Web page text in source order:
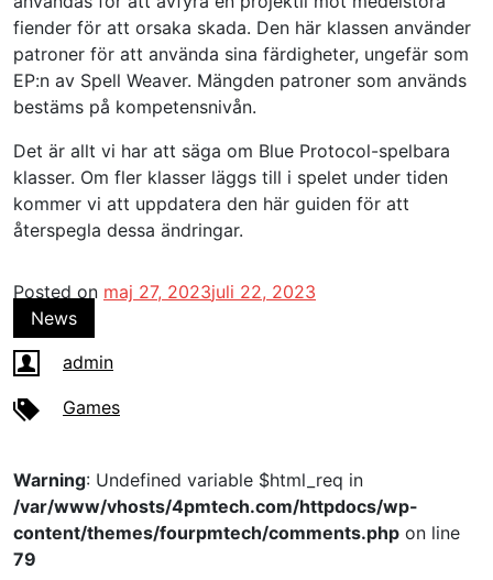
fiender för att orsaka skada. Den här klassen använder
patroner för att använda sina färdigheter, ungefär som
EP:n av Spell Weaver. Mängden patroner som används
bestäms på kompetensnivån.
Det är allt vi har att säga om Blue Protocol-spelbara
klasser. Om fler klasser läggs till i spelet under tiden
kommer vi att uppdatera den här guiden för att
återspegla dessa ändringar.
Posted on maj 27, 2023juli 22, 2023
News
admin
Games
Warning: Undefined variable $html_req in
/var/www/vhosts/4pmtech.com/httpdocs/wp-
content/themes/fourpmtech/comments.php on line
79